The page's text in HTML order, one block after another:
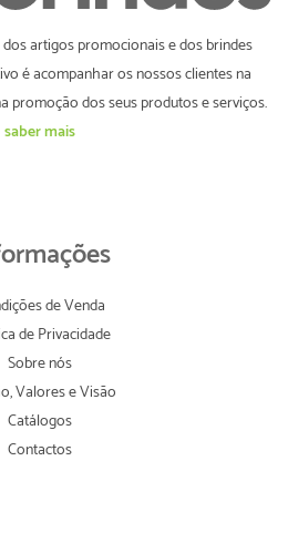
artigos promocionais e dos brindes
é acompanhar os nossos clientes na
promoção dos seus produtos e serviços.
saber mais
de Venda
de Privacidade
Sobre nós
Valores e Visão
Catálogos
Contactos